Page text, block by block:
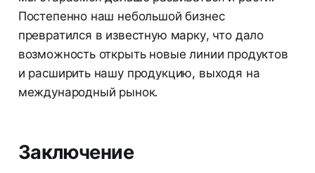
Постепенно наш небольшой бизнес
превратился в известную марку, что дало
возможность открыть новые линии продуктов
и расширить нашу продукцию, выходя на
международный рынок.
Заключение